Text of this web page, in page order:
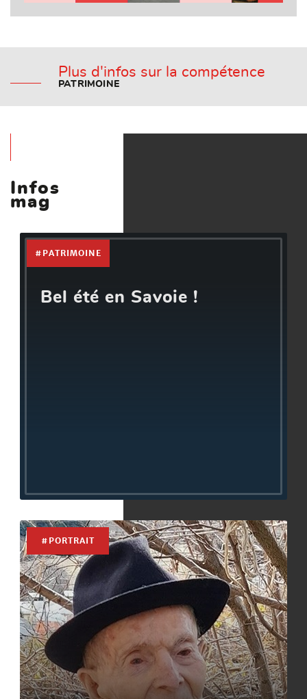
Plus d'infos sur la compétence
PATRIMOINE
Infos
mag
#PATRIMOINE
Bel été en Savoie !
#PORTRAIT